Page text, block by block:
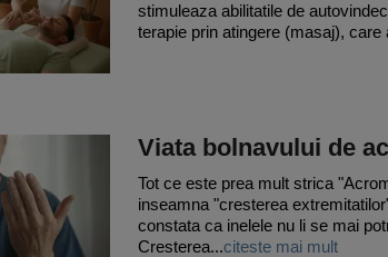
stimuleaza abilitatile de
terapie prin atingere (masaj), care
Viata bolnavului de
Tot ce este prea mult strica
inseamna "cresterea
constata ca inelele nu li se mai
Cresterea...citeste mai mult